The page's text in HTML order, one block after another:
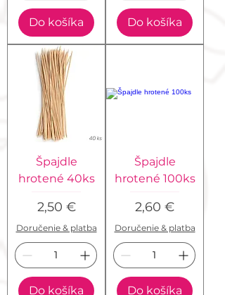
Do košíka Do košíka
Špajdle
hrotené 40ks
Cena
2,50 €
Doručenie & platba
Do košíka
Špajdle
hrotené 100ks
Cena
2,60 €
Doručenie & platba
Do košíka